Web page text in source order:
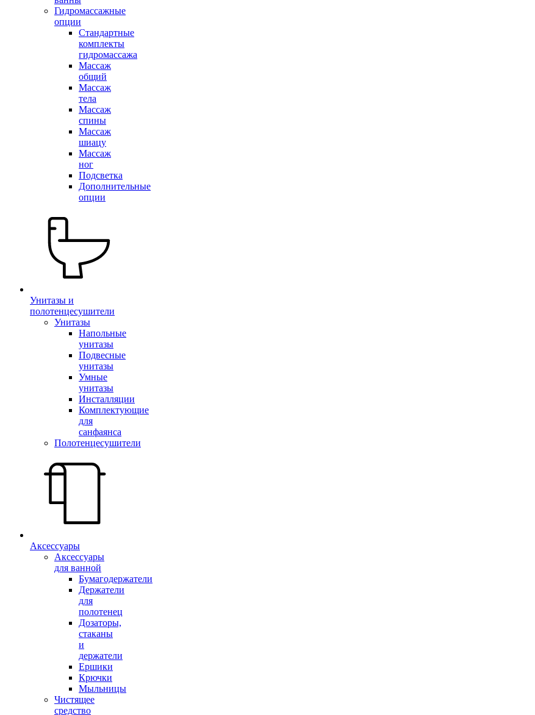
Гидромассажные
опции
Стандартные
комплекты
гидромассажа
Массаж
общий
Массаж
тела
Массаж
спины
Массаж
шиацу
Массаж
ног
Подсветка
Дополнительные
опции
Унитазы и
полотенцесушители
Унитазы
Напольные
унитазы
Подвесные
унитазы
Умные
унитазы
Инсталляции
Комплектующие
для
санфаянса
Полотенцесушители
Аксессуары
Аксессуары
для ванной
Бумагодержатели
Держатели
для
полотенец
Дозаторы,
стаканы
и
держатели
Ершики
Крючки
Мыльницы
Чистящее
средство